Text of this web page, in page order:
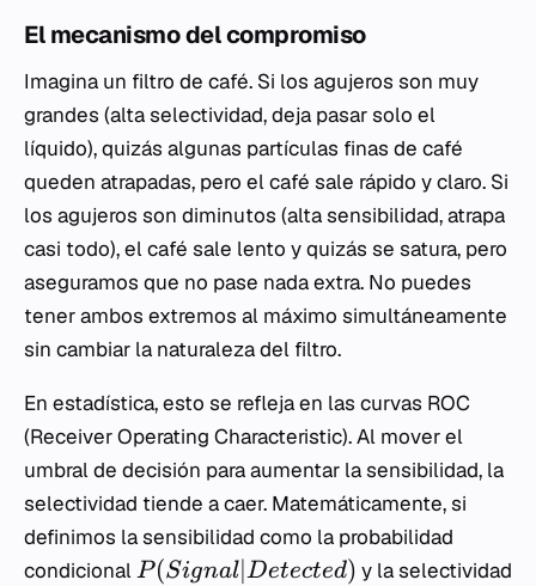
El mecanismo del compromiso
Imagina un filtro de café. Si los agujeros son muy
grandes (alta selectividad, deja pasar solo el
líquido), quizás algunas partículas finas de café
queden atrapadas, pero el café sale rápido y claro. Si
los agujeros son diminutos (alta sensibilidad, atrapa
casi todo), el café sale lento y quizás se satura, pero
aseguramos que no pase nada extra. No puedes
tener ambos extremos al máximo simultáneamente
sin cambiar la naturaleza del filtro.
En estadística, esto se refleja en las curvas ROC
(Receiver Operating Characteristic). Al mover el
umbral de decisión para aumentar la sensibilidad, la
selectividad tiende a caer. Matemáticamente, si
definimos la sensibilidad como la probabilidad
condicional P(Signal∣Detected) y la selectividad